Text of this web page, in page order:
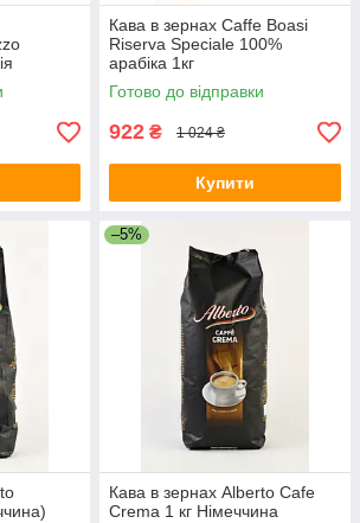
Кава в зернах Caffe Boasi
Riserva Speciale 100%
арабіка 1кг
Готово до відправки
922 ₴ 1 024 ₴
Купити
–5%
Кава в зернах Alberto Cafe
Crema 1 кг Німеччина